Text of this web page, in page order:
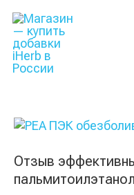
содержимому
Отзыв
Отзыв
препарат
боли
товаров